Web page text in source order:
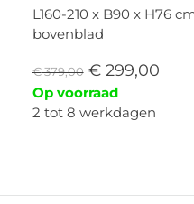
L160-210 x B90 x H76
bovenblad
€379,00 €299,00
Op voorraad
2 tot 8 werkdagen